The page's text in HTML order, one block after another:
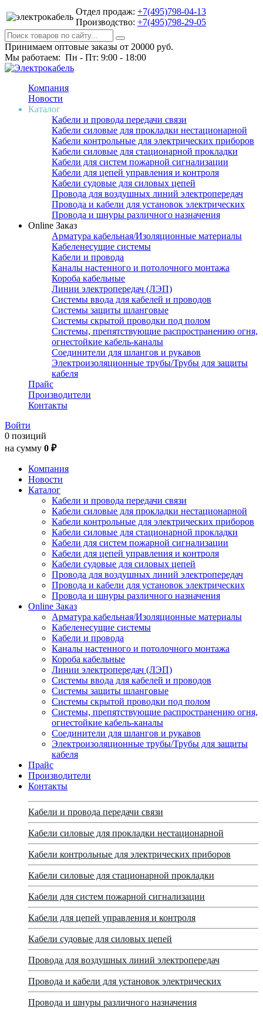
Отдел продаж: +7(495)798-04-13
Производство: +7(495)798-29-05
Принимаем оптовые заказы от 20000 руб.
Мы работаем: Пн - Пт: 9:00 - 18:00
Компания
Новости
Каталог
Кабели и провода передачи связи
Кабели силовые для прокладки нестационарной
Кабели контрольные для электрических приборов
Кабели силовые для стационарной прокладки
Кабели для систем пожарной сигнализации
Кабели для цепей управления и контроля
Кабели судовые для силовых цепей
Провода для воздушных линий электропередач
Провода и кабели для установок электрических
Провода и шнуры различного назначения
Online Заказ
Арматура кабельная/Изоляционные материалы
Кабеленесущие системы
Кабели и провода
Каналы настенного и потолочного монтажа
Короба кабельные
Линии электропередач (ЛЭП)
Системы ввода для кабелей и проводов
Системы защиты шланговые
Системы скрытой проводки под полом
Системы, препятствующие распространению огня,
огнестойкие кабель-каналы
Соединители для шлангов и рукавов
Электроизоляционные трубы/Трубы для защиты
кабеля
Прайс
Производители
Контакты
Войти
0 позиций
на сумму 0 ₽
Компания
Новости
Каталог
Кабели и провода передачи связи
Кабели силовые для прокладки нестационарной
Кабели контрольные для электрических приборов
Кабели силовые для стационарной прокладки
Кабели для систем пожарной сигнализации
Кабели для цепей управления и контроля
Кабели судовые для силовых цепей
Провода для воздушных линий электропередач
Провода и кабели для установок электрических
Провода и шнуры различного назначения
Online Заказ
Арматура кабельная/Изоляционные материалы
Кабеленесущие системы
Кабели и провода
Каналы настенного и потолочного монтажа
Короба кабельные
Линии электропередач (ЛЭП)
Системы ввода для кабелей и проводов
Системы защиты шланговые
Системы скрытой проводки под полом
Системы, препятствующие распространению огня,
огнестойкие кабель-каналы
Соединители для шлангов и рукавов
Электроизоляционные трубы/Трубы для защиты
кабеля
Прайс
Производители
Контакты
Кабели и провода передачи связи
Кабели силовые для прокладки нестационарной
Кабели контрольные для электрических приборов
Кабели силовые для стационарной прокладки
Кабели для систем пожарной сигнализации
Кабели для цепей управления и контроля
Кабели судовые для силовых цепей
Провода для воздушных линий электропередач
Провода и кабели для установок электрических
Провода и шнуры различного назначения